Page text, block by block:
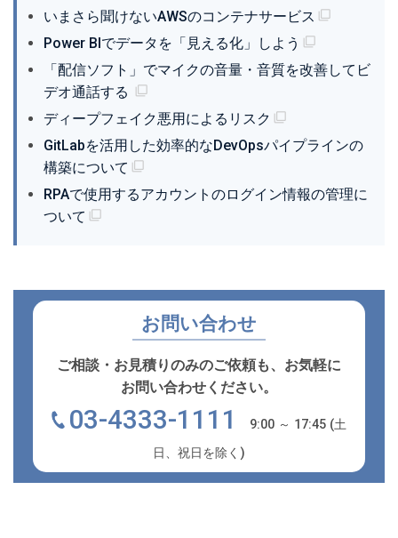
いまさら聞けないAWSのコンテナサービス
Power BIでデータを「見える化」しよう
「配信ソフト」でマイクの音量・音質を改善してビ
デオ通話する
ディープフェイク悪用によるリスク
GitLabを活用した効率的なDevOpsパイプラインの
構築について
RPAで使用するアカウントのログイン情報の管理に
ついて
お問い合わせ
ご相談・お見積りのみのご依頼も、お気軽に
お問い合わせください。
03-4333-1111
9:00 ～ 17:45 (土
日、祝日を除く)